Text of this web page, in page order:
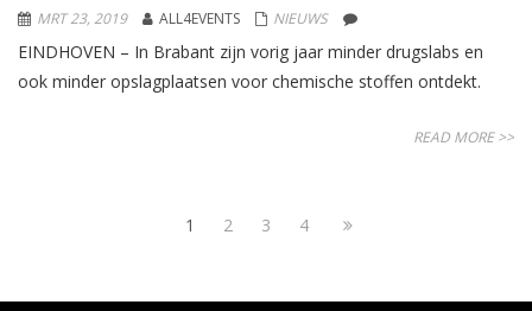
MRT 23, 2019 ALL4EVENTS NIEUWS
EINDHOVEN – In Brabant zijn vorig jaar minder drugslabs en
ook minder opslagplaatsen voor chemische stoffen ontdekt.
READ MORE >>
1 2 3 4